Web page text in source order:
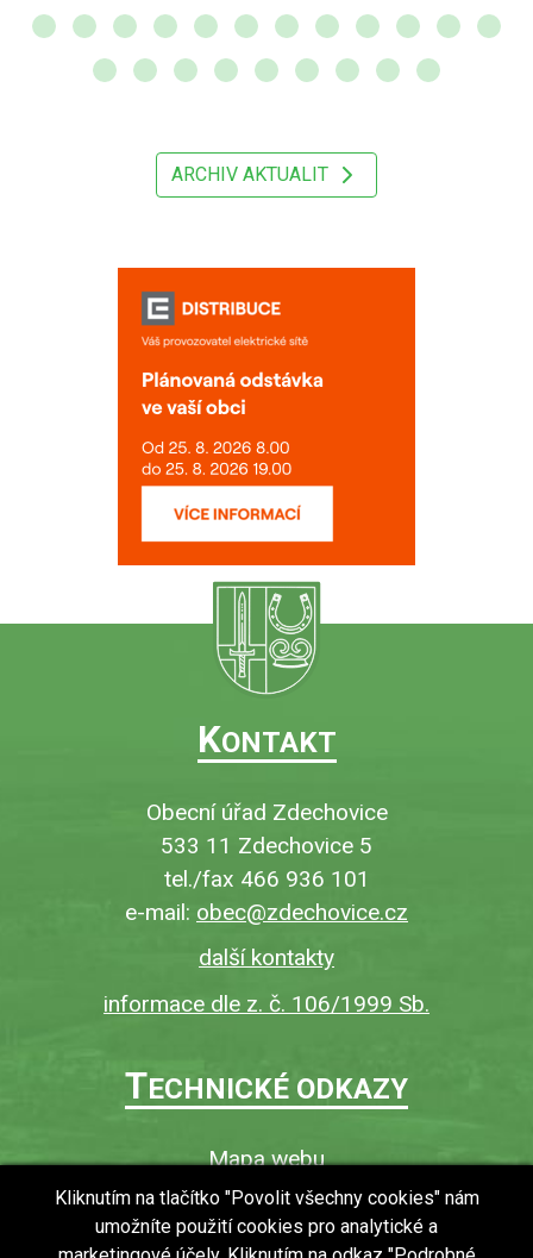
ARCHIV AKTUALIT
KONTAKT
Obecní úřad Zdechovice
533 11 Zdechovice 5
tel./fax 466 936 101
e-mail: obec@zdechovice.cz
další kontakty
informace dle z. č. 106/1999 Sb.
TECHNICKÉ ODKAZY
Mapa webu
O webu
Povinně zveřejňované informace
Kliknutím na tlačítko "Povolit všechny cookies" nám
umožníte použití cookies pro analytické a